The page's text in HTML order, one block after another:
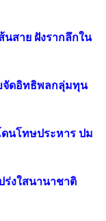
สาย ฝังรากลึกใน
จัดอิทธิพลกลุ่มทุน
นโทษประหาร ปม
ร่งใสนานาชาติ